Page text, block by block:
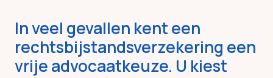
In veel gevallen kent een
rechtsbijstandsverzekering een
vrije advocaatkeuze. U kiest